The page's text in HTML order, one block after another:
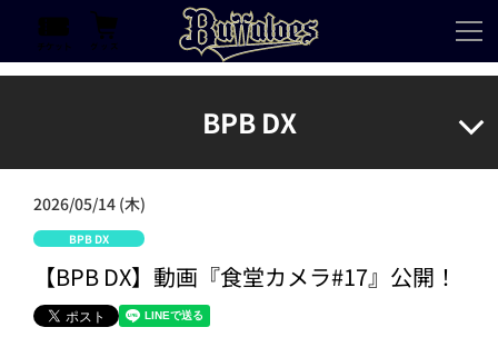
BPB DX
2026/05/14 (木)
BPB DX
【BPB DX】動画『食堂カメラ#17』公開！